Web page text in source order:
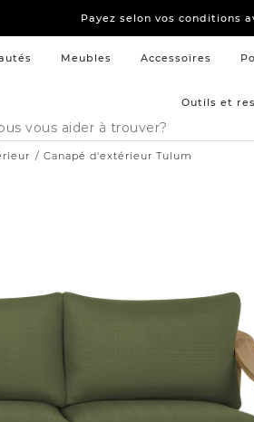
Payez selon vos conditions
15 % –Literieetmobilier de
Payez selon vos conditions
Meubles Accessoires
Outils et
Canapé d'extérieur Tulum